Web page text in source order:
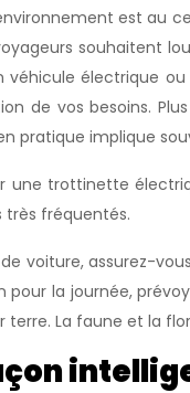
est
souhaitent
véhicule électrique
de vos besoins.
pratique implique
une trottinette
très fréquentés.
voiture, assurez-
pour la journée,
terre. La faune et la